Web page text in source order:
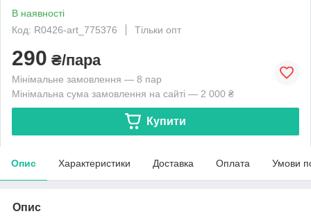
В наявності
Код: R0426-art_775376
Тільки опт
290 ₴/пара
Мінімальне замовлення — 8 пар
Мінімальна сума замовлення на сайті — 2 000 ₴
Купити
Опис Характеристики Доставка Оплата Умови
Опис